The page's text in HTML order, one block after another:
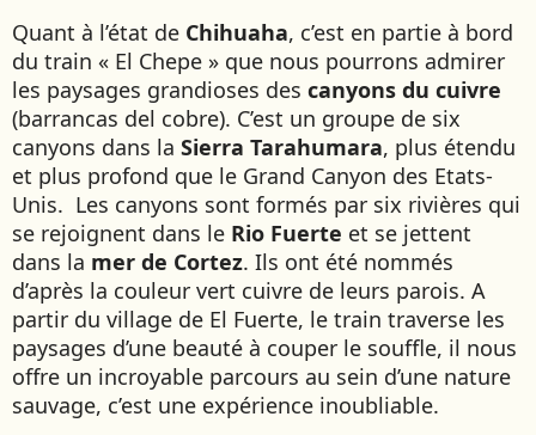
TANZANIE
TOGO
TURKMÉNISTAN
VIETNAM
ZANZIBAR
Quant à l’état de Chihuaha, c’est en partie à bord
du train « El Chepe » que nous pourrons admirer
les paysages grandioses des canyons du cuivre
(barrancas del cobre). C’est un groupe de six
canyons dans la Sierra Tarahumara, plus étendu
et plus profond que le Grand Canyon des Etats-
Unis. Les canyons sont formés par six rivières qui
se rejoignent dans le Rio Fuerte et se jettent
dans la mer de Cortez. Ils ont été nommés
d’après la couleur vert cuivre de leurs parois. A
partir du village de El Fuerte, le train traverse les
paysages d’une beauté à couper le souffle, il nous
offre un incroyable parcours au sein d’une nature
sauvage, c’est une expérience inoubliable.